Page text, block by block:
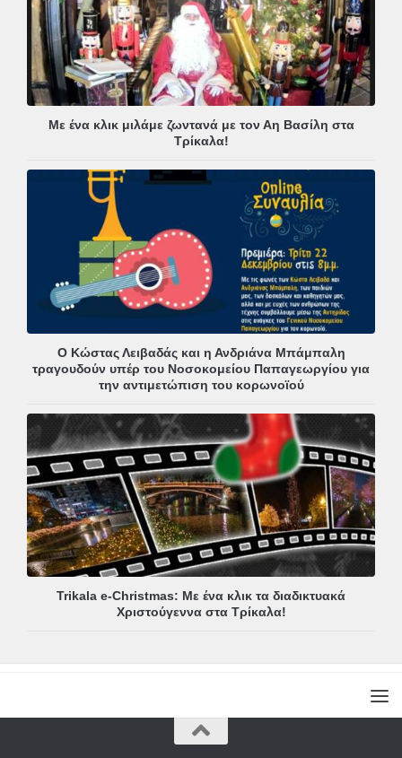
Με ένα κλικ μιλάμε ζωντανά με τον Αη Βασίλη στα
Τρίκαλα!
Ο Κώστας Λειβαδάς και η Ανδριάνα Μπάμπαλη
τραγουδούν υπέρ του Νοσοκομείου Παπαγεωργίου για
την αντιμετώπιση του κορωνοϊού
Trikala e-Christmas: Με ένα κλικ τα διαδικτυακά
Χριστούγεννα στα Τρίκαλα!